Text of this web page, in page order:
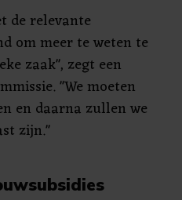
de relevante
om meer te weten te
zaak", zegt een
"We moeten
en daarna zullen we
zijn."